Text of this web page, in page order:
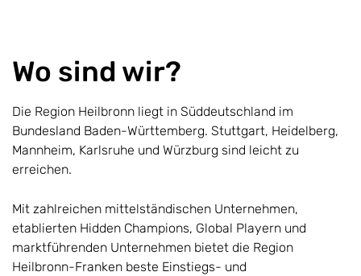
Wo sind wir?
Die Region Heilbronn liegt in Süddeutschland im
Bundesland Baden-Württemberg. Stuttgart, Heidelberg,
Mannheim, Karlsruhe und Würzburg sind leicht zu
erreichen.
Mit zahlreichen mittelständischen Unternehmen,
etablierten Hidden Champions, Global Playern und
marktführenden Unternehmen bietet die Region
Heilbronn-Franken beste Einstiegs- und